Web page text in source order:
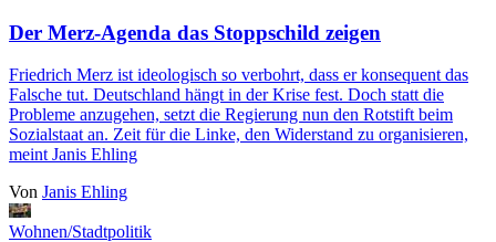
Der Merz-Agenda das Stoppschild zeigen
Friedrich Merz ist ideologisch so verbohrt, dass er konsequent das
Falsche tut. Deutschland hängt in der Krise fest. Doch statt die
Probleme anzugehen, setzt die Regierung nun den Rotstift beim
Sozialstaat an. Zeit für die Linke, den Widerstand zu organisieren,
meint Janis Ehling
Von Janis Ehling
Wohnen/Stadtpolitik